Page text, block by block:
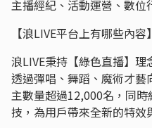
主播經紀、活動運營、數位
【浪LIVE平台上有哪些內容】
浪LIVE秉持【綠色直播】
透過彈唱、舞蹈、魔術才
主數量超過12,000名，同
技，為用戶帶來全新的特效